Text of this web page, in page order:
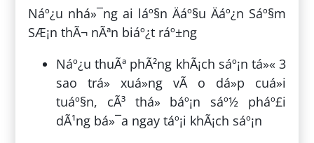
Náº¿u nhá»¯ng ai láº§n Äáº§u Äáº¿n Sáº§m
SÆ¡n thÃ¬ nÃªn biáº¿t ráº±ng
Náº¿u thuÃª phÃ²ng khÃ¡ch sáº¡n tá»« 3
sao trá» xuá»ng vÃ o dá»p cuá»i
tuáº§n, cÃ³ thá» báº¡n sáº½ pháº£i
dÃ¹ng bá»¯a ngay táº¡i khÃ¡ch sáº¡n